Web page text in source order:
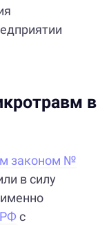
в
законом №
в силу
РФс